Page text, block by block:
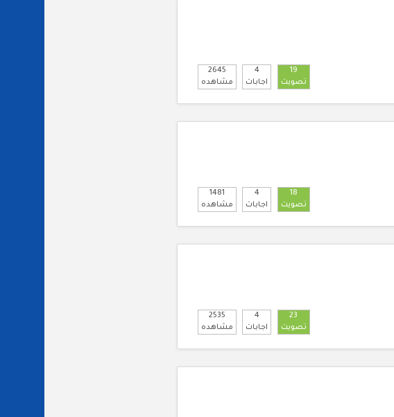
2645
مشاهده
4
اجابات
19
تصويت
1481
مشاهده
4
اجابات
18
تصويت
2535
مشاهده
4
اجابات
23
تصويت